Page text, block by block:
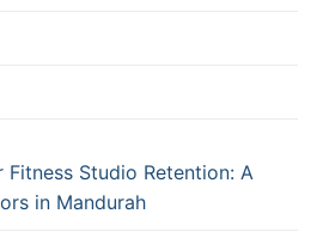
Studio Retention: A
in Mandurah